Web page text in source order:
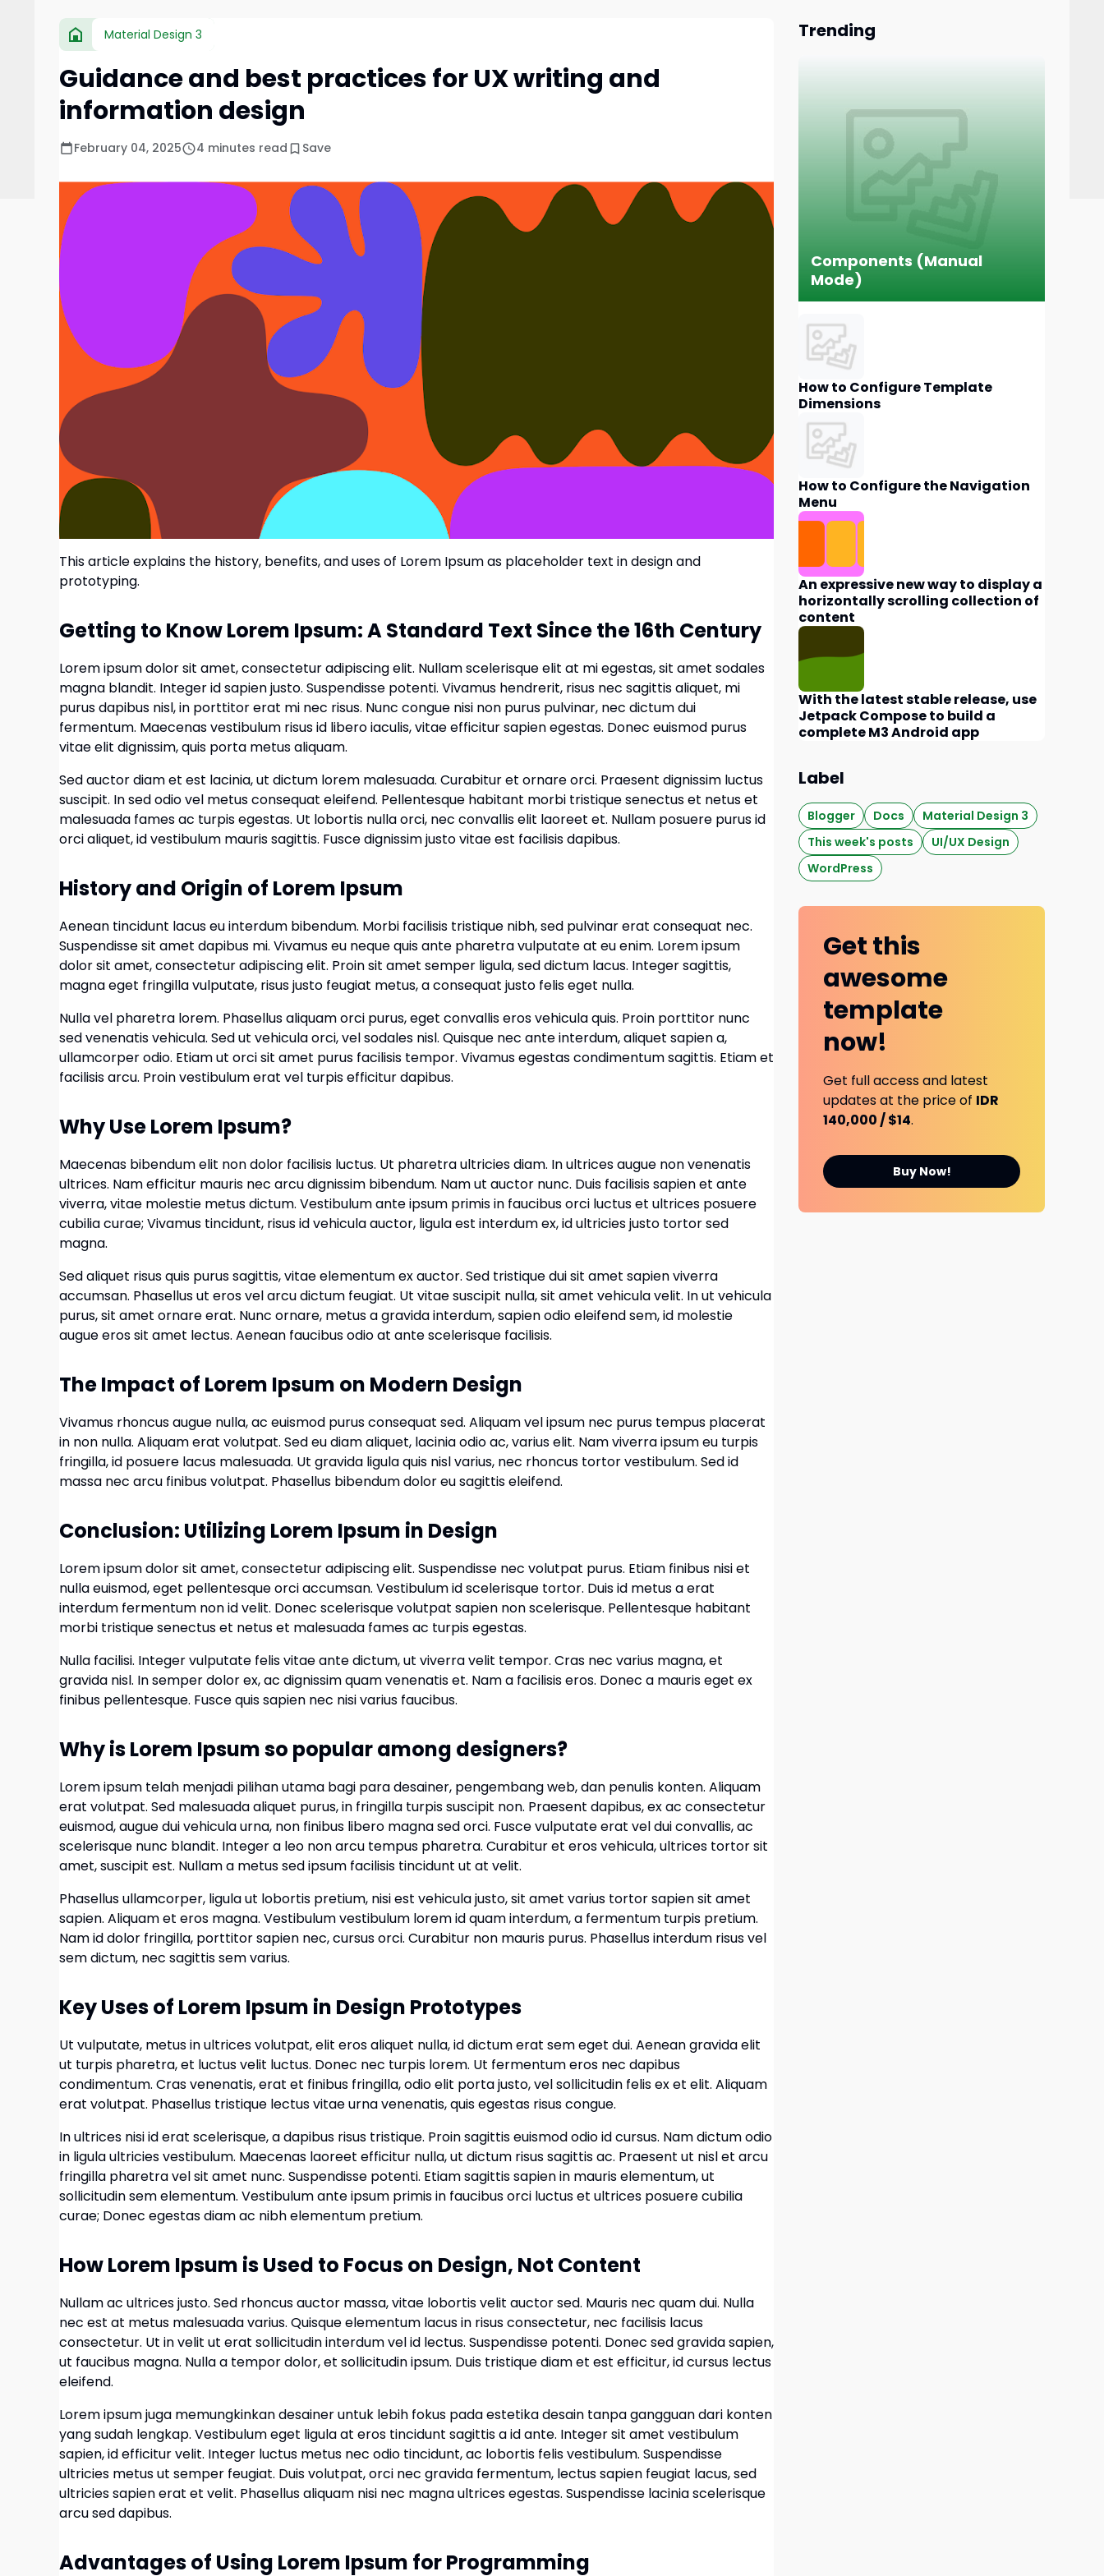
Material Design 3
Guidance and best practices for UX writing and
information design
February 04, 2025 4 minutes read Save
This article explains the history, benefits, and uses of Lorem Ipsum as placeholder text in design and
prototyping.
Getting to Know Lorem Ipsum: A Standard Text Since the 16th Century
Lorem ipsum dolor sit amet, consectetur adipiscing elit. Nullam scelerisque elit at mi egestas, sit amet sodales
magna blandit. Integer id sapien justo. Suspendisse potenti. Vivamus hendrerit, risus nec sagittis aliquet, mi
purus dapibus nisl, in porttitor erat mi nec risus. Nunc congue nisi non purus pulvinar, nec dictum dui
fermentum. Maecenas vestibulum risus id libero iaculis, vitae efficitur sapien egestas. Donec euismod purus
vitae elit dignissim, quis porta metus aliquam.
Sed auctor diam et est lacinia, ut dictum lorem malesuada. Curabitur et ornare orci. Praesent dignissim luctus
suscipit. In sed odio vel metus consequat eleifend. Pellentesque habitant morbi tristique senectus et netus et
malesuada fames ac turpis egestas. Ut lobortis nulla orci, nec convallis elit laoreet et. Nullam posuere purus id
orci aliquet, id vestibulum mauris sagittis. Fusce dignissim justo vitae est facilisis dapibus.
History and Origin of Lorem Ipsum
Aenean tincidunt lacus eu interdum bibendum. Morbi facilisis tristique nibh, sed pulvinar erat consequat nec.
Suspendisse sit amet dapibus mi. Vivamus eu neque quis ante pharetra vulputate at eu enim. Lorem ipsum
dolor sit amet, consectetur adipiscing elit. Proin sit amet semper ligula, sed dictum lacus. Integer sagittis,
magna eget fringilla vulputate, risus justo feugiat metus, a consequat justo felis eget nulla.
Nulla vel pharetra lorem. Phasellus aliquam orci purus, eget convallis eros vehicula quis. Proin porttitor nunc
sed venenatis vehicula. Sed ut vehicula orci, vel sodales nisl. Quisque nec ante interdum, aliquet sapien a,
ullamcorper odio. Etiam ut orci sit amet purus facilisis tempor. Vivamus egestas condimentum sagittis. Etiam et
facilisis arcu. Proin vestibulum erat vel turpis efficitur dapibus.
Why Use Lorem Ipsum?
Maecenas bibendum elit non dolor facilisis luctus. Ut pharetra ultricies diam. In ultrices augue non venenatis
ultrices. Nam efficitur mauris nec arcu dignissim bibendum. Nam ut auctor nunc. Duis facilisis sapien et ante
viverra, vitae molestie metus dictum. Vestibulum ante ipsum primis in faucibus orci luctus et ultrices posuere
cubilia curae; Vivamus tincidunt, risus id vehicula auctor, ligula est interdum ex, id ultricies justo tortor sed
magna.
Sed aliquet risus quis purus sagittis, vitae elementum ex auctor. Sed tristique dui sit amet sapien viverra
accumsan. Phasellus ut eros vel arcu dictum feugiat. Ut vitae suscipit nulla, sit amet vehicula velit. In ut vehicula
purus, sit amet ornare erat. Nunc ornare, metus a gravida interdum, sapien odio eleifend sem, id molestie
augue eros sit amet lectus. Aenean faucibus odio at ante scelerisque facilisis.
The Impact of Lorem Ipsum on Modern Design
Vivamus rhoncus augue nulla, ac euismod purus consequat sed. Aliquam vel ipsum nec purus tempus placerat
in non nulla. Aliquam erat volutpat. Sed eu diam aliquet, lacinia odio ac, varius elit. Nam viverra ipsum eu turpis
fringilla, id posuere lacus malesuada. Ut gravida ligula quis nisl varius, nec rhoncus tortor vestibulum. Sed id
massa nec arcu finibus volutpat. Phasellus bibendum dolor eu sagittis eleifend.
Conclusion: Utilizing Lorem Ipsum in Design
Lorem ipsum dolor sit amet, consectetur adipiscing elit. Suspendisse nec volutpat purus. Etiam finibus nisi et
nulla euismod, eget pellentesque orci accumsan. Vestibulum id scelerisque tortor. Duis id metus a erat
interdum fermentum non id velit. Donec scelerisque volutpat sapien non scelerisque. Pellentesque habitant
morbi tristique senectus et netus et malesuada fames ac turpis egestas.
Nulla facilisi. Integer vulputate felis vitae ante dictum, ut viverra velit tempor. Cras nec varius magna, et
gravida nisl. In semper dolor ex, ac dignissim quam venenatis et. Nam a facilisis eros. Donec a mauris eget ex
finibus pellentesque. Fusce quis sapien nec nisi varius faucibus.
Why is Lorem Ipsum so popular among designers?
Lorem ipsum telah menjadi pilihan utama bagi para desainer, pengembang web, dan penulis konten. Aliquam
erat volutpat. Sed malesuada aliquet purus, in fringilla turpis suscipit non. Praesent dapibus, ex ac consectetur
euismod, augue dui vehicula urna, non finibus libero magna sed orci. Fusce vulputate erat vel dui convallis, ac
scelerisque nunc blandit. Integer a leo non arcu tempus pharetra. Curabitur et eros vehicula, ultrices tortor sit
amet, suscipit est. Nullam a metus sed ipsum facilisis tincidunt ut at velit.
Phasellus ullamcorper, ligula ut lobortis pretium, nisi est vehicula justo, sit amet varius tortor sapien sit amet
sapien. Aliquam et eros magna. Vestibulum vestibulum lorem id quam interdum, a fermentum turpis pretium.
Nam id dolor fringilla, porttitor sapien nec, cursus orci. Curabitur non mauris purus. Phasellus interdum risus vel
sem dictum, nec sagittis sem varius.
Key Uses of Lorem Ipsum in Design Prototypes
Ut vulputate, metus in ultrices volutpat, elit eros aliquet nulla, id dictum erat sem eget dui. Aenean gravida elit
ut turpis pharetra, et luctus velit luctus. Donec nec turpis lorem. Ut fermentum eros nec dapibus
condimentum. Cras venenatis, erat et finibus fringilla, odio elit porta justo, vel sollicitudin felis ex et elit. Aliquam
erat volutpat. Phasellus tristique lectus vitae urna venenatis, quis egestas risus congue.
In ultrices nisi id erat scelerisque, a dapibus risus tristique. Proin sagittis euismod odio id cursus. Nam dictum odio
in ligula ultricies vestibulum. Maecenas laoreet efficitur nulla, ut dictum risus sagittis ac. Praesent ut nisl et arcu
fringilla pharetra vel sit amet nunc. Suspendisse potenti. Etiam sagittis sapien in mauris elementum, ut
sollicitudin sem elementum. Vestibulum ante ipsum primis in faucibus orci luctus et ultrices posuere cubilia
curae; Donec egestas diam ac nibh elementum pretium.
How Lorem Ipsum is Used to Focus on Design, Not Content
Nullam ac ultrices justo. Sed rhoncus auctor massa, vitae lobortis velit auctor sed. Mauris nec quam dui. Nulla
nec est at metus malesuada varius. Quisque elementum lacus in risus consectetur, nec facilisis lacus
consectetur. Ut in velit ut erat sollicitudin interdum vel id lectus. Suspendisse potenti. Donec sed gravida sapien,
ut faucibus magna. Nulla a tempor dolor, et sollicitudin ipsum. Duis tristique diam et est efficitur, id cursus lectus
eleifend.
Lorem ipsum juga memungkinkan desainer untuk lebih fokus pada estetika desain tanpa gangguan dari konten
yang sudah lengkap. Vestibulum eget ligula at eros tincidunt sagittis a id ante. Integer sit amet vestibulum
sapien, id efficitur velit. Integer luctus metus nec odio tincidunt, ac lobortis felis vestibulum. Suspendisse
ultricies metus ut semper feugiat. Duis volutpat, orci nec gravida fermentum, lectus sapien feugiat lacus, sed
ultricies sapien erat et velit. Phasellus aliquam nisi nec magna ultrices egestas. Suspendisse lacinia scelerisque
arcu sed dapibus.
Advantages of Using Lorem Ipsum for Programming
Trending
Components (Manual
Mode)
How to Configure Template
Dimensions
How to Configure the Navigation
Menu
An expressive new way to display a
horizontally scrolling collection of
content
With the latest stable release, use
Jetpack Compose to build a
complete M3 Android app
Label
Blogger Docs
Material Design 3
This week's posts
UI/UX Design
WordPress
Get this
awesome
template
now!
Get full access and latest
updates at the price of IDR
140,000 / $14.
Buy Now!